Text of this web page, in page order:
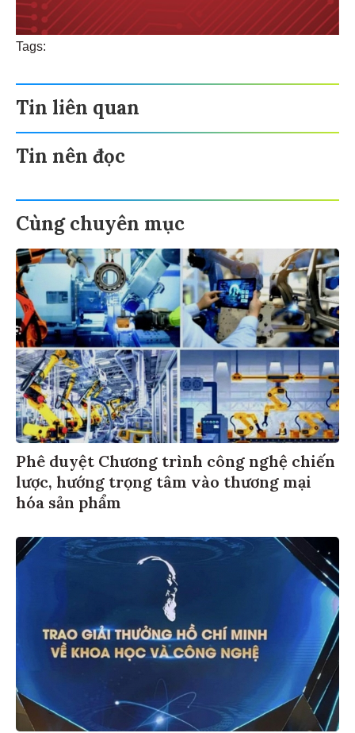
Tags:
Tin liên quan
Tin nên đọc
Cùng chuyên mục
Phê duyệt Chương trình công nghệ chiến
lược, hướng trọng tâm vào thương mại
hóa sản phẩm